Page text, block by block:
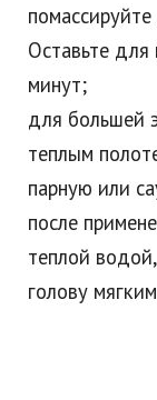
Оставьте
минут;
для большей
теплым
парную или
после
теплой
голову